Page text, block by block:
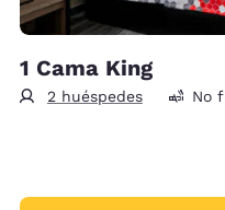
1 Cama King
2 huéspedes
27 metros cuadrados
No